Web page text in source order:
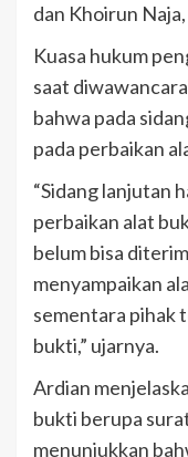
dan Khoirun Naja,
Kuasa hukum
saat
bahwa pada
pada perbaikan
“Sidang lanjutan
perbaikan alat
belum bisa
menyampaikan
sementara pihak
bukti,” ujarnya.
Ardian
bukti berupa
menunjukkan